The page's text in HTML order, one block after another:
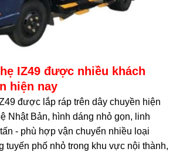
IZ49 được nhiều khách
hiện nay
được lắp ráp trên dây chuyền hiện
Nhật Bản, hình dáng nhỏ gọn, linh
- phù hợp vận chuyển nhiều loại
tuyến phố nhỏ trong khu vực nội thành,